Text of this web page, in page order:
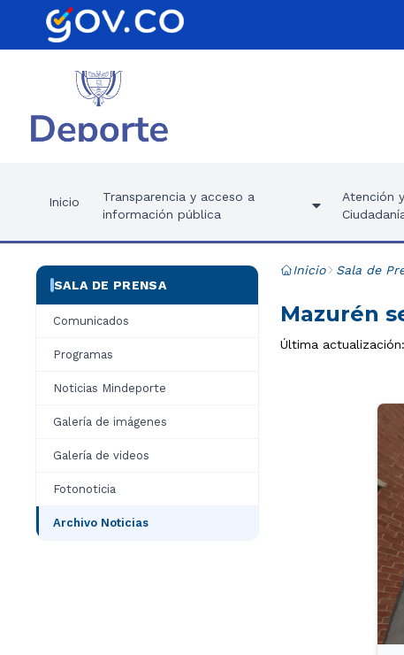
Inicio
Transparencia y acceso a
información pública
Atención
SALA DE PRENSA
Comunicados
Programas
Noticias Mindeporte
Galería de imágenes
Galería de videos
Fotonoticia
Archivo Noticias
Inicio Sala de
Mazurén
Última